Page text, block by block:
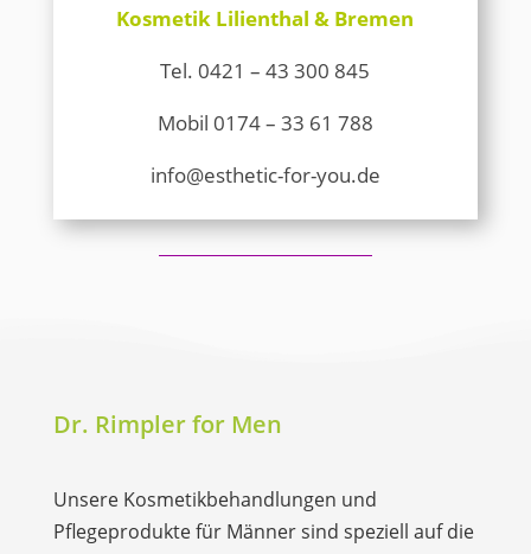
Kosmetik Lilienthal & Bremen
Tel.0421 – 43 300 845
Mobil 0174 – 33 61 788
info@esthetic-for-you.de
Dr. Rimpler for Men
Unsere Kosmetikbehandlungen und
Pflegeprodukte für Männer sind speziell auf die